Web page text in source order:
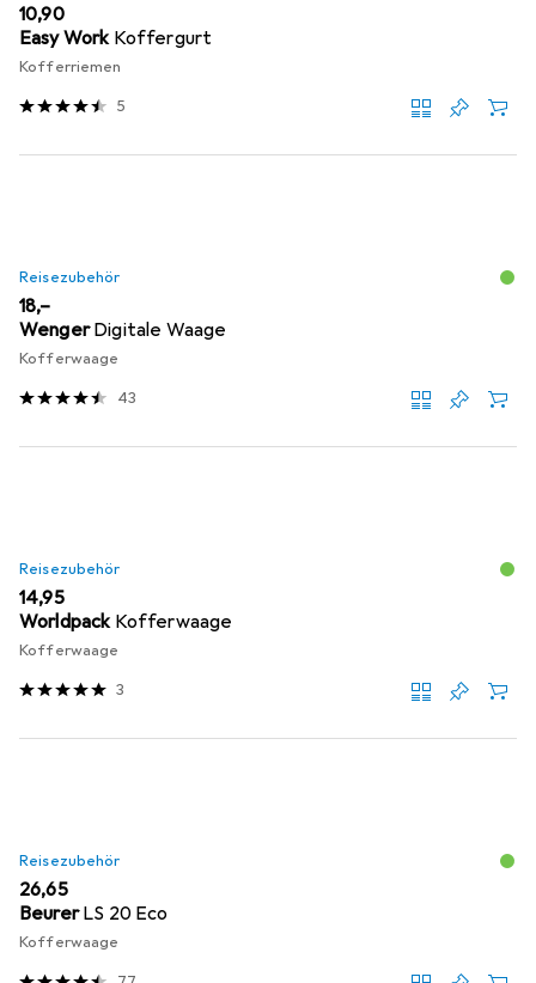
EUR
10,90
Easy Work Koffergurt
Kofferriemen
5
Reisezubehör
EUR
18,–
Wenger Digitale Waage
Kofferwaage
43
Reisezubehör
EUR
14,95
Worldpack Kofferwaage
Kofferwaage
3
Reisezubehör
EUR
26,65
Beurer LS 20 Eco
Kofferwaage